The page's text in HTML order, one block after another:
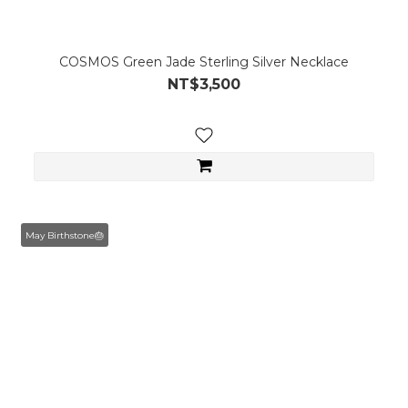
COSMOS Green Jade Sterling Silver Necklace
NT$3,500
May Birthstone🎂